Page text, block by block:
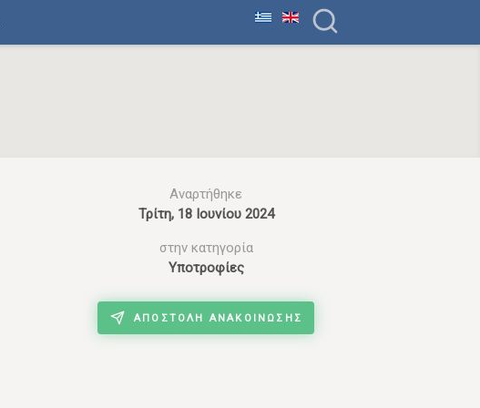
Αναρτήθηκε
Τρίτη, 18 Ιουνίου 2024
στην κατηγορία
Υποτροφίες
ΑΠΟΣΤΟΛΉ ΑΝΑΚΟΊΝΩΣΗΣ